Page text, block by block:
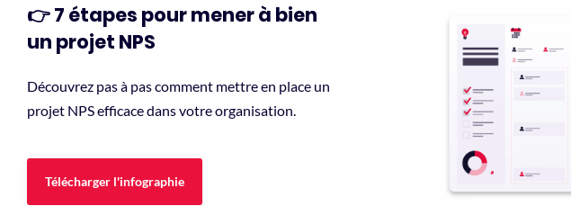
👉 7 étapes pour mener à bien
un projet NPS
Découvrez pas à pas comment mettre en place un
projet NPS efficace dans votre organisation.
Télécharger l'infographie